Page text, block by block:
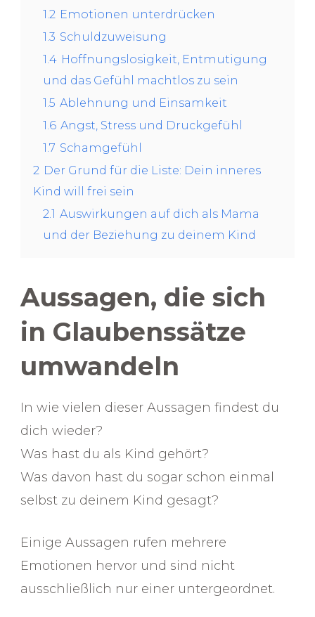
1.2 Emotionen unterdrücken
1.3 Schuldzuweisung
1.4 Hoffnungslosigkeit, Entmutigung
und das Gefühl machtlos zu sein
1.5 Ablehnung und Einsamkeit
1.6 Angst, Stress und Druckgefühl
1.7 Schamgefühl
2 Der Grund für die Liste: Dein inneres
Kind will frei sein
2.1 Auswirkungen auf dich als Mama
und der Beziehung zu deinem Kind
Aussagen, die sich
in Glaubenssätze
umwandeln
In wie vielen dieser Aussagen findest du
dich wieder?
Was hast du als Kind gehört?
Was davon hast du sogar schon einmal
selbst zu deinem Kind gesagt?
Einige Aussagen rufen mehrere
Emotionen hervor und sind nicht
ausschließlich nur einer untergeordnet.